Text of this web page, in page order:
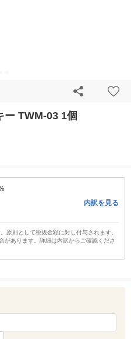
ー TWM-03 1個
内訳を見る
原則として税抜金額に対し付与されます。
があります。詳細は内訳からご確認くださ